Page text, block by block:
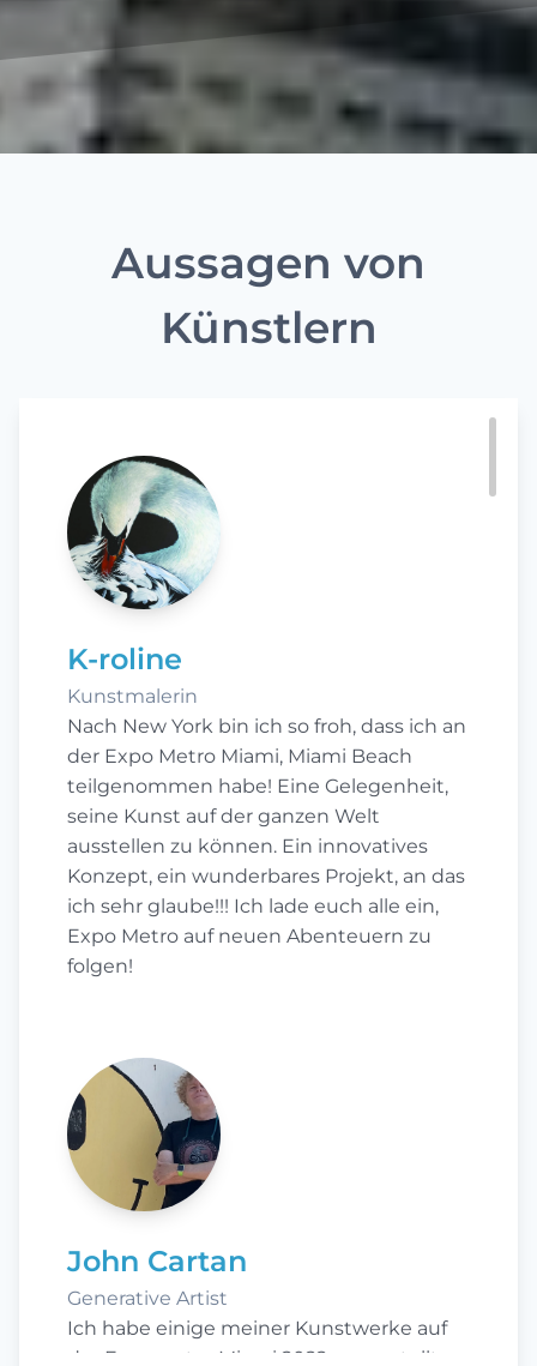
Aussagen von
Künstlern
K-roline
Kunstmalerin
Nach New York bin ich so froh, dass ich an
der Expo Metro Miami, Miami Beach
teilgenommen habe! Eine Gelegenheit,
seine Kunst auf der ganzen Welt
ausstellen zu können. Ein innovatives
Konzept, ein wunderbares Projekt, an das
ich sehr glaube!!! Ich lade euch alle ein,
Expo Metro auf neuen Abenteuern zu
folgen!
John Cartan
Generative Artist
Ich habe einige meiner Kunstwerke auf
der Expometro Miami 2022 ausgestellt.